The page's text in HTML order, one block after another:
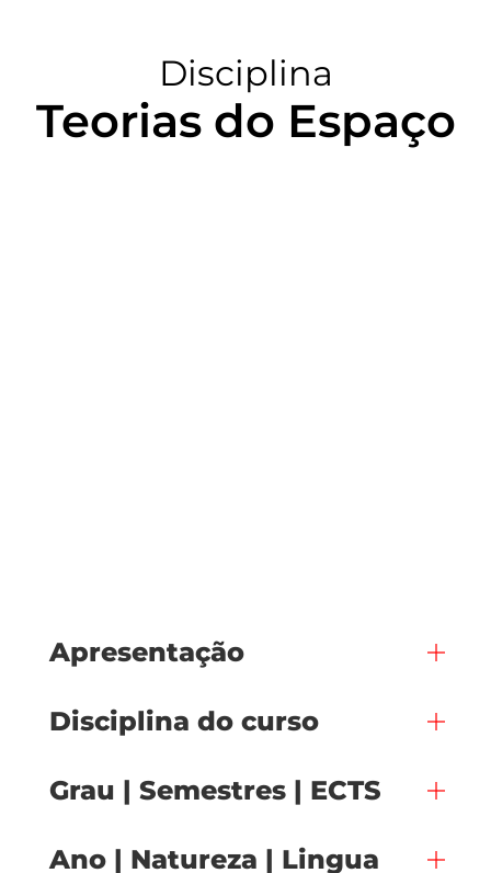
Disciplina
Teorias do Espaço
Apresentação
Disciplina do curso
Grau | Semestres | ECTS
Ano | Natureza | Lingua